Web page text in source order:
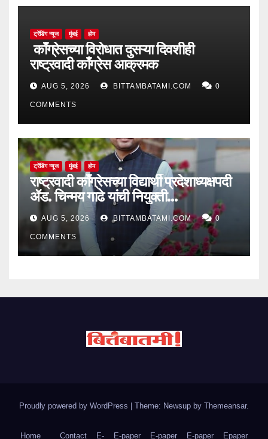
ट्रेंडिंग न्यूज मुंबई होम
काँग्रेसच्या विरोधात दुसऱ्या दिवशीही
राष्ट्रवादी काँग्रेस आक्रमक
AUG 5, 2026 BITTAMBATAMI.COM 0
COMMENTS
ट्रेंडिंग न्यूज मुंबई होम
राष्ट्रवादी काँग्रेसच्या विद्यार्थी प्रदेशाध्यक्षपदी
ॲड. चिन्मय गाढे यांची नियुक्ती…
AUG 5, 2026 BITTAMBATAMI.COM 0
COMMENTS
Proudly powered by WordPress | Theme: Newsup by Themeansar.
Home Contact E- E-paper E-paper E-paper Epaper